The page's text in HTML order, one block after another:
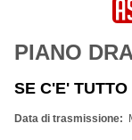
PIANO
SE C'E'
Data di trasmissione